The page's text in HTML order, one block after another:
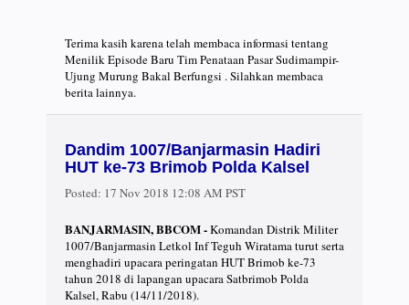
Terima kasih karena telah membaca informasi tentang
Menilik Episode Baru Tim Penataan Pasar Sudimampir-
Ujung Murung Bakal Berfungsi . Silahkan membaca
berita lainnya.
Dandim 1007/Banjarmasin Hadiri
HUT ke-73 Brimob Polda Kalsel
Posted: 17 Nov 2018 12:08 AM PST
BANJARMASIN, BBCOM -Komandan Distrik Militer
1007/Banjarmasin Letkol Inf Teguh Wiratama turut serta
menghadiri upacara peringatan HUT Brimob ke-73
tahun 2018 di lapangan upacara Satbrimob Polda
Kalsel, Rabu (14/11/2018).